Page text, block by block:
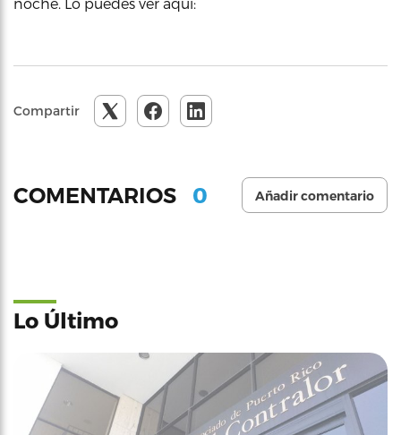
Compartir
COMENTARIOS 0 Añadir comentario
Lo Último